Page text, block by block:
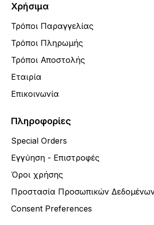
Χρήσιμα
Τρόποι Παραγγελίας
Τρόποι Πληρωμής
Τρόποι Αποστολής
Εταιρία
Επικοινωνία
Πληροφορίες
Special Orders
Εγγύηση - Επιστροφές
Όροι χρήσης
Προστασία Προσωπικών
Consent Preferences